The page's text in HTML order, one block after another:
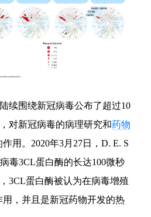
续围绕新冠病毒公布了超过10
对新冠病毒的病理研究和药物
用。2020年3月27日，D. E. S
毒3CL蛋白酶的长达100微秒
3CL蛋白酶被认为在病毒增殖
，并且是新冠药物开发的热